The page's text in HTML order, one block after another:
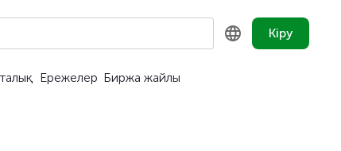
Кіру
Ережелер Биржа жайлы